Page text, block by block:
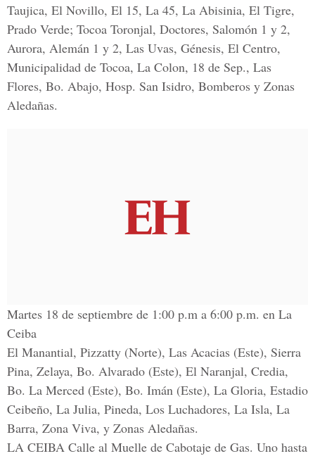
Taujica, El Novillo, El 15, La 45, La Abisinia, El Tigre,
Prado Verde; Tocoa Toronjal, Doctores, Salomón 1 y 2,
Aurora, Alemán 1 y 2, Las Uvas, Génesis, El Centro,
Municipalidad de Tocoa, La Colon, 18 de Sep., Las
Flores, Bo. Abajo, Hosp. San Isidro, Bomberos y Zonas
Aledañas.
Martes 18 de septiembre de 1:00 p.m a 6:00 p.m. en La
Ceiba
El Manantial, Pizzatty (Norte), Las Acacias (Este), Sierra
Pina, Zelaya, Bo. Alvarado (Este), El Naranjal, Credia,
Bo. La Merced (Este), Bo. Imán (Este), La Gloria, Estadio
Ceibeño, La Julia, Pineda, Los Luchadores, La Isla, La
Barra, Zona Viva, y Zonas Aledañas.
LA CEIBA Calle al Muelle de Cabotaje de Gas. Uno hasta